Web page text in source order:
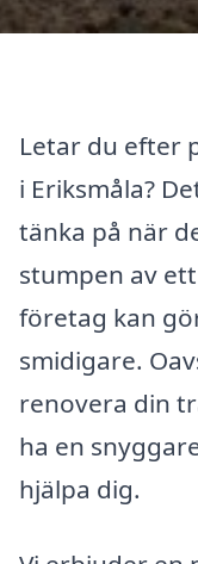
Letar du efter
i Eriksmåla?
tänka på när
stumpen av
företag kan
smidigare.
renovera din
ha en
hjälpa dig.